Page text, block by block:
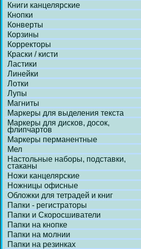
Книги канцелярские
Кнопки
Конверты
Корзины
Корректоры
Краски / кисти
Ластики
Линейки
Лотки
Лупы
Магниты
Маркеры для выделения текста
Маркеры для дисков, досок,
флипчартов
Маркеры перманентные
Мел
Настольные наборы, подставки,
стаканы
Ножи канцелярские
Ножницы офисные
Обложки для тетрадей и книг
Папки - регистраторы
Папки и Скоросшиватели
Папки на кнопке
Папки на молнии
Папки на резинках